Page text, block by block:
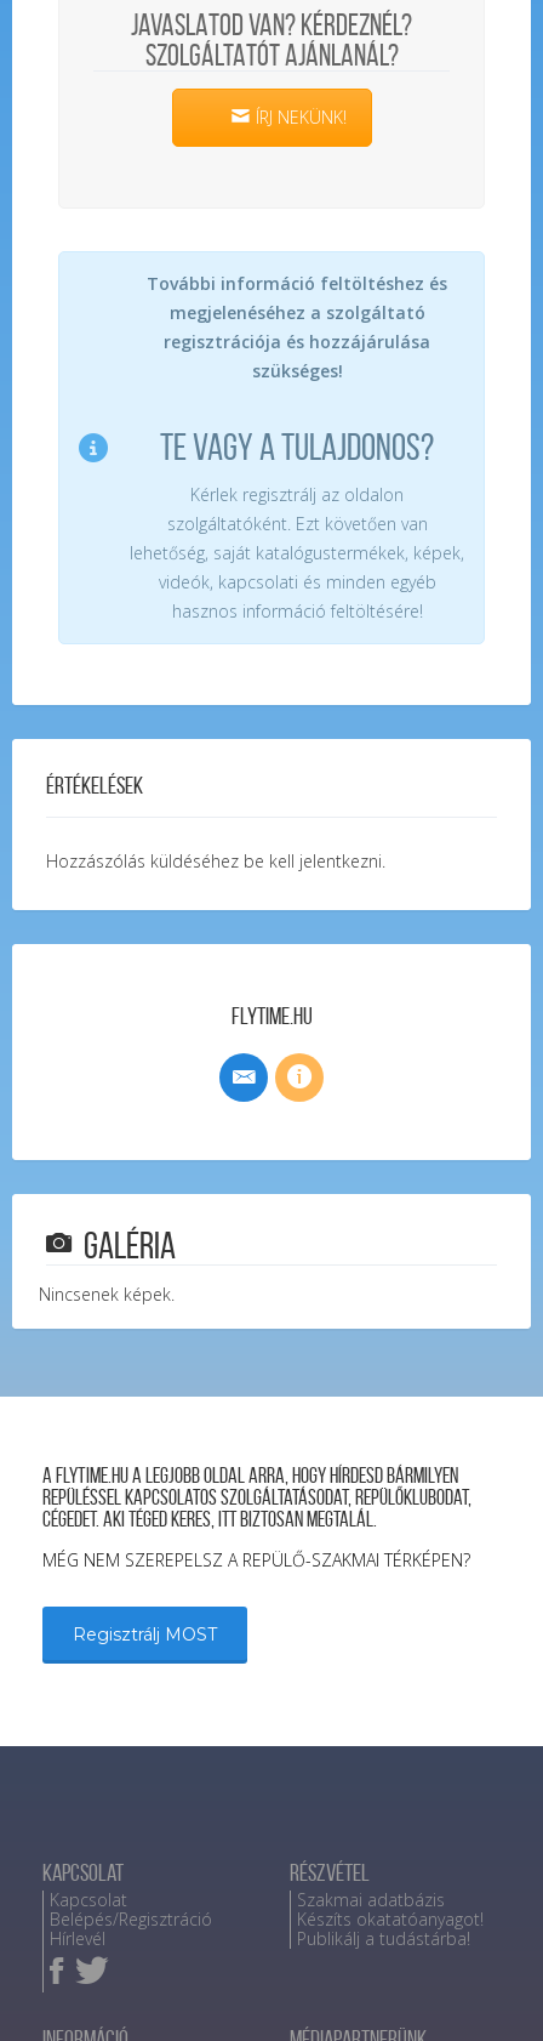
JAVASLATOD VAN? KÉRDEZNÉL?
SZOLGÁLTATÓT AJÁNLANÁL?
ÍRJ NEKÜNK!
További információ feltöltéshez és
megjelenéséhez a szolgáltató
regisztrációja és hozzájárulása
szükséges!
TE VAGY A TULAJDONOS?
Kérlek regisztrálj az oldalon
szolgáltatóként. Ezt követően van
lehetőség, saját katalógustermékek, képek,
videók, kapcsolati és minden egyéb
hasznos információ feltöltésére!
Értékelések
Hozzászólás küldéséhez be kell jelentkezni.
FlyTime.hu
Galéria
Nincsenek képek.
A FLYTIME.HU a legjobb oldal arra, hogy hírdesd bármilyen
repüléssel kapcsolatos szolgáltatásodat, repülőklubodat,
cégedet. Aki téged keres, itt biztosan megtalál.
MÉG NEM SZEREPELSZ A REPÜLŐ-SZAKMAI TÉRKÉPEN?
Regisztrálj MOST
Kapcsolat
Kapcsolat
Belépés/Regisztráció
Hírlevél
Részvétel
Szakmai adatbázis
Készíts okatatóanyagot!
Publikálj a tudástárba!